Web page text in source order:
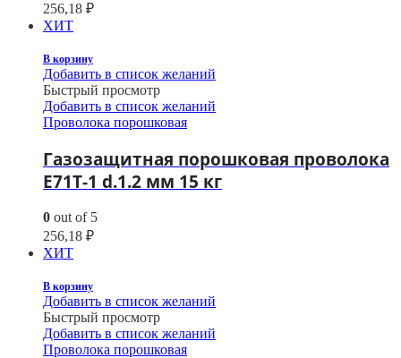
256,18 ₽
ХИТ
В корзину
Добавить в список желаний
Быстрый просмотр
Добавить в список желаний
Проволока порошковая
Газозащитная порошковая проволока
E71T-1 d.1.2 мм 15 кг
0 out of 5
256,18 ₽
ХИТ
В корзину
Добавить в список желаний
Быстрый просмотр
Добавить в список желаний
Проволока порошковая